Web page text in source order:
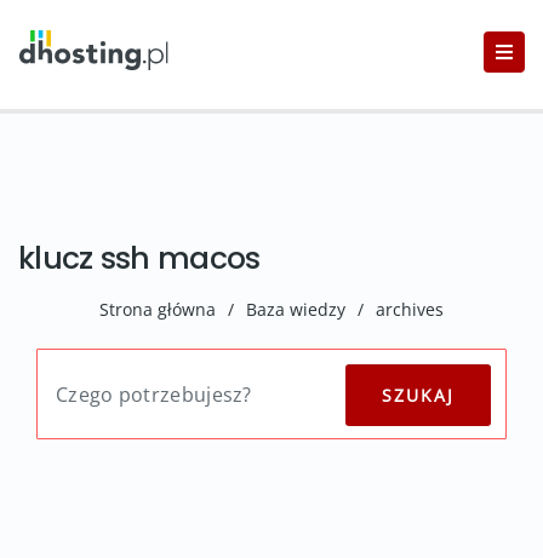
klucz ssh macos
Strona główna / Baza wiedzy / archives